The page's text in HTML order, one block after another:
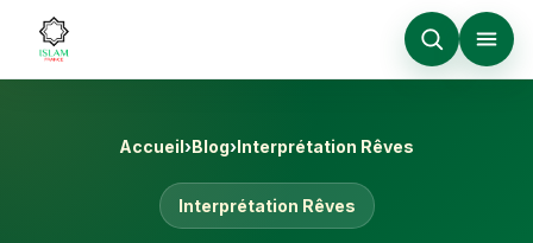
Accueil›Blog›Interprétation Rêves
Interprétation Rêves